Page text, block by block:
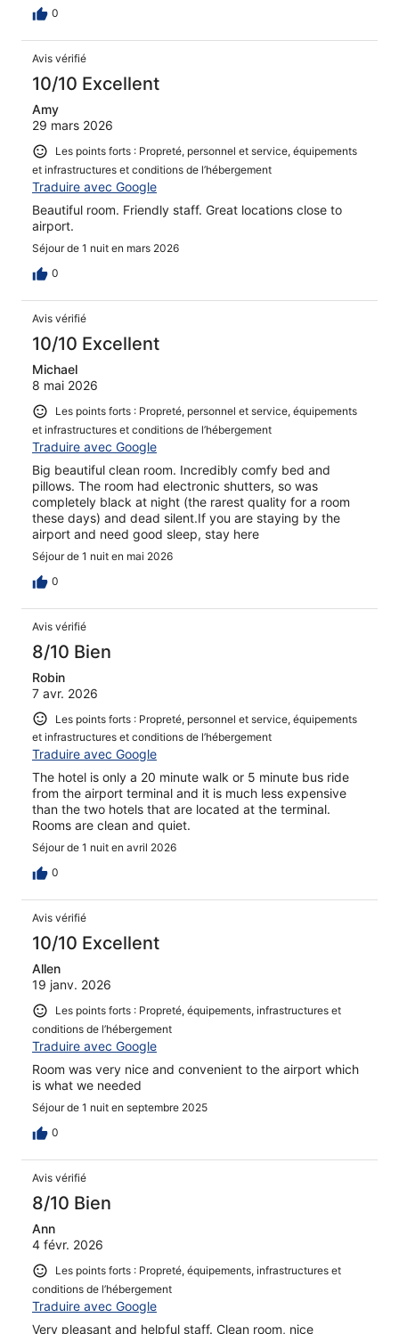
0
Avis vérifié
10/10 Excellent
Amy
29 mars 2026
Les points forts : Propreté, personnel et service, équipements
et infrastructures et conditions de l’hébergement
Traduire avec Google
Beautiful room. Friendly staff. Great locations close to
airport.
Séjour de 1 nuit en mars 2026
0
Avis vérifié
10/10 Excellent
Michael
8 mai 2026
Les points forts : Propreté, personnel et service, équipements
et infrastructures et conditions de l’hébergement
Traduire avec Google
Big beautiful clean room. Incredibly comfy bed and
pillows. The room had electronic shutters, so was
completely black at night (the rarest quality for a room
these days) and dead silent.If you are staying by the
airport and need good sleep, stay here
Séjour de 1 nuit en mai 2026
0
Avis vérifié
8/10 Bien
Robin
7 avr. 2026
Les points forts : Propreté, personnel et service, équipements
et infrastructures et conditions de l’hébergement
Traduire avec Google
The hotel is only a 20 minute walk or 5 minute bus ride
from the airport terminal and it is much less expensive
than the two hotels that are located at the terminal.
Rooms are clean and quiet.
Séjour de 1 nuit en avril 2026
0
Avis vérifié
10/10 Excellent
Allen
19 janv. 2026
Les points forts : Propreté, équipements, infrastructures et
conditions de l’hébergement
Traduire avec Google
Room was very nice and convenient to the airport which
is what we needed
Séjour de 1 nuit en septembre 2025
0
Avis vérifié
8/10 Bien
Ann
4 févr. 2026
Les points forts : Propreté, équipements, infrastructures et
conditions de l’hébergement
Traduire avec Google
Very pleasant and helpful staff. Clean room, nice